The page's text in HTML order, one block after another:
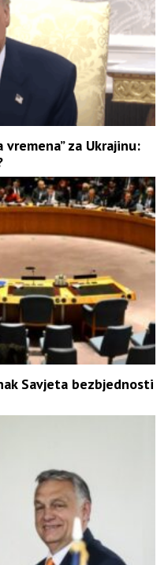
za Ukrajinu:
Savjeta bezbjednosti